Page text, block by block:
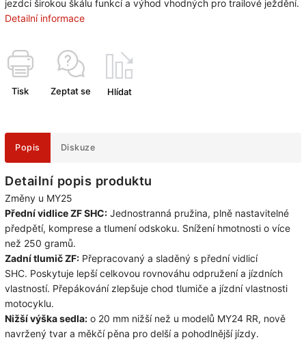
jezdci širokou škálu funkcí a výhod vhodných pro trailové ježdění.
Detailní informace
Tisk Zeptat se Hlídat
Popis Diskuze
Detailní popis produktu
Změny u MY25
Přední vidlice ZF SHC: Jednostranná pružina, plně nastavitelné
předpětí, komprese a tlumení odskoku. Snížení hmotnosti o více
než 250 gramů.
Zadní tlumič ZF: Přepracovaný a sladěný s přední vidlicí
SHC. Poskytuje lepší celkovou rovnováhu odpružení a jízdních
vlastností. Přepákování zlepšuje chod tlumiče a jízdní vlastnosti
motocyklu.
Nižší výška sedla: o 20 mm nižší než u modelů MY24 RR, nově
navržený tvar a měkčí pěna pro delší a pohodlnější jízdy.